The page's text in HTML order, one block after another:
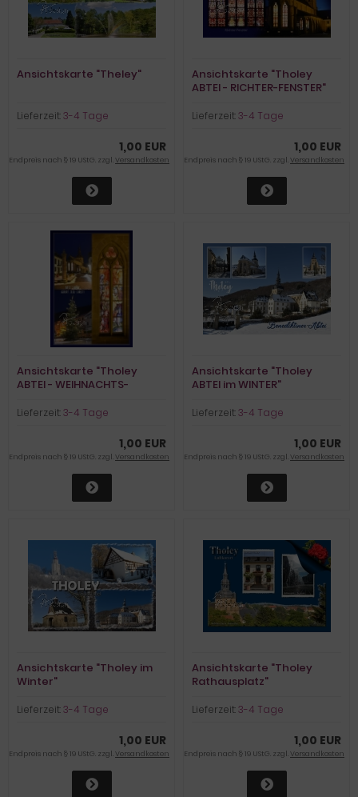
Ansichtskarte "Theley"
Lieferzeit:3-4 Tage
1,00 EUR
Endpreis nach § 19 UStG. zzgl.Versandkosten
Ansichtskarte "Tholey
ABTEI - RICHTER-FENSTER"
Lieferzeit:3-4 Tage
1,00 EUR
Endpreis nach § 19 UStG. zzgl.Versandkosten
Ansichtskarte "Tholey
ABTEI - WEIHNACHTS-
Lieferzeit:3-4 Tage
1,00 EUR
Endpreis nach § 19 UStG. zzgl.Versandkosten
Ansichtskarte "Tholey
ABTEI im WINTER"
Lieferzeit:3-4 Tage
1,00 EUR
Endpreis nach § 19 UStG. zzgl.Versandkosten
Ansichtskarte "Tholey im
Winter"
Lieferzeit:3-4 Tage
1,00 EUR
Endpreis nach § 19 UStG. zzgl.Versandkosten
Ansichtskarte "Tholey
Rathausplatz"
Lieferzeit:3-4 Tage
1,00 EUR
Endpreis nach § 19 UStG. zzgl.Versandkosten